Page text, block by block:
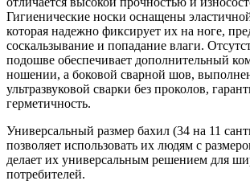
Гигиенические носки оснащены
которая надежно фиксирует их на ноге,
соскальзывание и попадание влаги.
подошве обеспечивает дополнительный
ношении, а боковой сварной шов,
ультразвуковой сварки без проколов,
герметичность.
Универсальный размер бахил (34 на 11
позволяет использовать их людям с
делает их универсальным решением для
потребителей.